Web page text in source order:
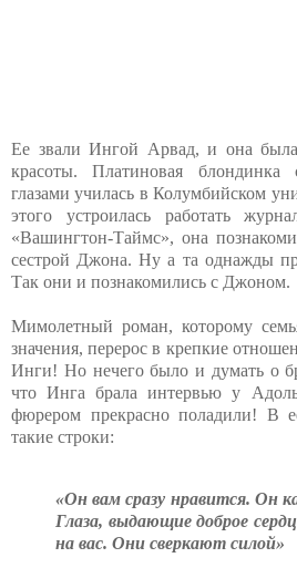
Ее звали Ингой Арвад, и она была
красоты. Платиновая
глазами училась в Колумбийском
этого устроилась работать
«Вашингтон-Таймс», она
сестрой Джона. Ну а та однажды
Так они и познакомились с Джоном.
Мимолетный роман, которому
значения, перерос в крепкие
Инги! Но нечего было и думать о
что Инга брала интервью у
фюрером прекрасно поладили! В
такие строки:
«Он вам сразу нравится. Он
Глаза, выдающие доброе
на вас. Они сверкают силой»